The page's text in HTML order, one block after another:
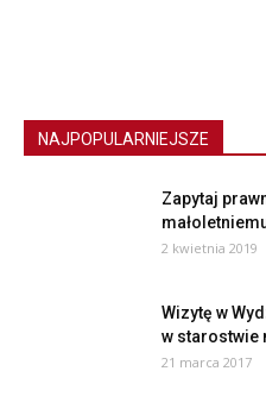
NAJPOPULARNIEJSZE
Zapytaj
2 kwietnia 2019
Wizytę w
w starostwie
21 marca 2017